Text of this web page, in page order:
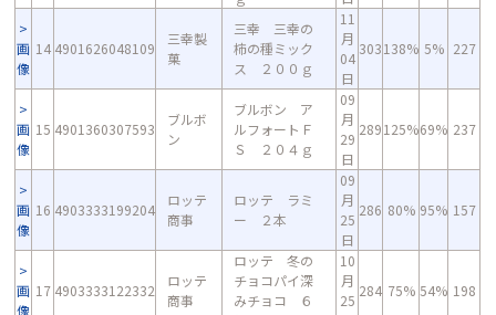
画
像
14 4901626048109
三幸製
菓
三幸 三幸の
柿の種ミック
ス ２００ｇ
11
月
04
日
303138% 5% 227
画
像
15 4901360307593
ブルボ
ン
ブルボン ア
ルフォートＦ
Ｓ ２０４ｇ
09
月
29
日
289125%69% 237
画
像
16 4903333199204
ロッテ
商事
ロッテ ラミ
ー ２本
09
月
25
日
286 80% 95% 157
画
像
17 4903333122332
ロッテ
商事
ロッテ 冬の
チョコパイ深
みチョコ ６
10
月
25
284 75% 54% 198